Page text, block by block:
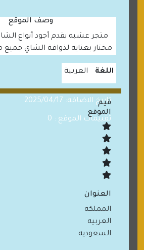
وصف الموقع
متجر عشبه يقدم أجود أنواع
مختار بعناية لذواقة الشاي جميع
اللغة العربية
تاريخ الاضافة: 2025/04/17
تقييمات الموقع : 0
قيم
الموقع
العنوان
المملكه
العربيه
السعوديه